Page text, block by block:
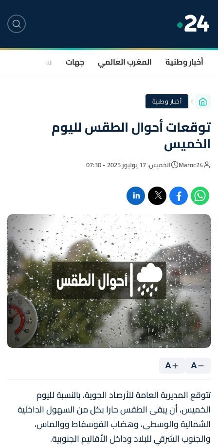
أخبار وطنية المغرب العالمي جهات سياسة
أخبار وطنية
توقعات أحوال الطقس لليوم
الخميس
Maroc24 الخميس، 17 يوليوز 2025 - 07:30
A
A
تتوقع المديرية العامة للأرصاد الجوية، بالنسبة لليوم
الخميس، أن يبقى الطقس حارا بكل من السهول الداخلية
الشمالية والوسطى، وهضاب الفوسفاط ووالماس،
والجنوب الشرقي للبلاد وداخل الأقاليم الجنوبية.